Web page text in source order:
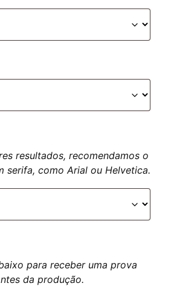
resultados, recomendamos o
serifa, como Arial ou Helvetica.
para receber uma prova
da produção.